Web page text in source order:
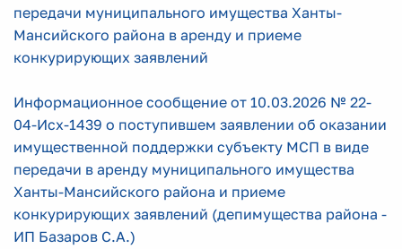
передачи муниципального имущества Ханты-
Мансийского района в аренду и приеме
конкурирующих заявлений
Информационное сообщение от 10.03.2026 № 22-
04-Исх-1439 о поступившем заявлении об оказании
имущественной поддержки субъекту МСП в виде
передачи в аренду муниципального имущества
Ханты-Мансийского района и приеме
конкурирующих заявлений (депимущества района -
ИП Базаров С.А.)